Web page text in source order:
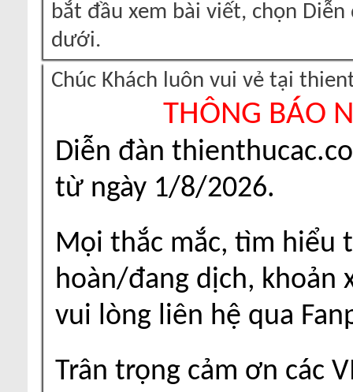
bắt đầu xem bài viết, chọn
dưới.
Chúc Khách luôn vui vẻ tại
THÔNG BÁO
Diễn đàn
từ ngày 1/8/2026.
Mọi thắc mắc, tìm hiểu
hoàn/đang dịch, khoản
vui lòng liên hệ qua
Trân trọng cảm ơn các